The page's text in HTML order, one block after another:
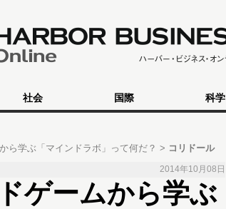
社会 国際 科学
ら学ぶ「マインドラボ」って何だ？ コリドール
2014年10月08日
ゲームから学ぶ